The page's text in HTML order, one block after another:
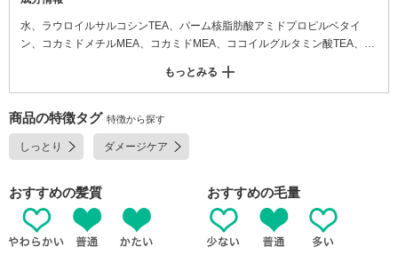
水、ラウロイルサルコシンTEA、パーム核脂肪酸アミドプロピルベタイ
ン、コカミドメチルMEA、コカミドMEA、ココイルグルタミン酸TEA、ジ
ン酸Na、アルギニン、アラニン、セバシン酸ジエチル、加水分解コンキオ
リン、ミリスチン酸PPG-3ベンジルエーテル、アサイヤシ果実油、塩化N
a、ヤシ油脂肪酸PEG-7グリセリル、クエン酸、グアーヒドロキシプロピ
ルトリモニウムクロリド、ポリクオタニウム-10、ポリクオタニウム-7、B
G、EDTA-2Na、フェノキシエタノール、安息香酸Na、香料、カラメル
もっとみる
商品の特徴タグ 特徴から探す
しっとり ダメージケア
おすすめの髪質 おすすめの毛量